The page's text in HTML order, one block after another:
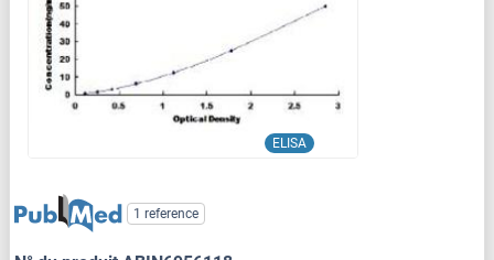
ELISA
1 reference